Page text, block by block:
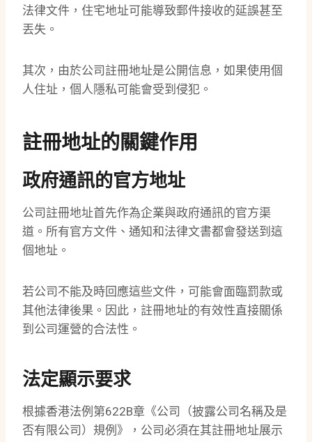
法律文件，住宅地址可能導致郵件接收的延誤甚至
丟失。
其次，由於公司註冊地址是公開信息，如果使用個
人住址，個人隱私可能會受到侵犯。
註冊地址的關鍵作用
政府通訊的官方地址
公司註冊地址首先作為企業與政府通訊的官方渠
道。所有官方文件、通知和法律文書都會發送到這
個地址。
若公司不能及時回應這些文件，可能會面臨罰款或
其他法律後果。因此，註冊地址的有效性直接關係
到公司運營的合法性。
法定顯示要求
根據香港法例第622B章《公司（披露公司名稱及是
否有限公司）規例》，公司必須在其註冊地址展示